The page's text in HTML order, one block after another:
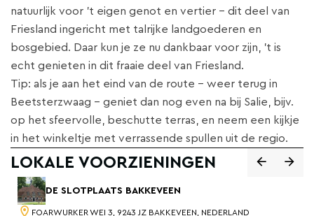
natuurlijk voor 't eigen genot en vertier - dit deel van
Friesland ingericht met talrijke landgoederen en
bosgebied. Daar kun je ze nu dankbaar voor zijn, 't is
echt genieten in dit fraaie deel van Friesland.
Tip: als je aan het eind van de route - weer terug in
Beetsterzwaag - geniet dan nog even na bij Salie, bijv.
op het sfeervolle, beschutte terras, en neem een kijkje
in het winkeltje met verrassende spullen uit de regio.
LOKALE VOORZIENINGEN
DE SLOTPLAATS BAKKEVEEN
FOARWURKER WEI 3, 9243 JZ BAKKEVEEN, NEDERLAND